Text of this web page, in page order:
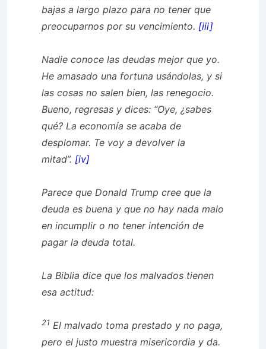
bajas a largo plazo para no tener que
preocuparnos por su vencimiento. [iii]
Nadie conoce las deudas mejor que yo.
He amasado una fortuna usándolas, y si
las cosas no salen bien, las renegocio.
Bueno, regresas y dices: “Oye, ¿sabes
qué? La economía se acaba de
desplomar. Te voy a devolver la
mitad”. [iv]
Parece que Donald Trump cree que la
deuda es buena y que no hay nada malo
en incumplir o no tener intención de
pagar la deuda total.
La Biblia dice que los malvados tienen
esa actitud:
21 El malvado toma prestado y no paga,
pero el justo muestra misericordia y da.